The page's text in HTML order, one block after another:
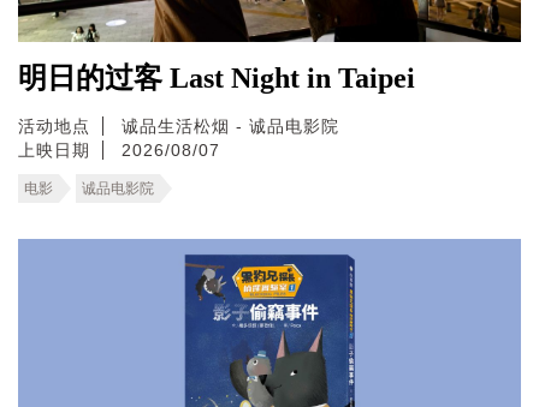
明日的过客 Last Night in Taipei
活动地点
诚品生活松烟 - 诚品电影院
上映日期
2026/08/07
电影 诚品电影院